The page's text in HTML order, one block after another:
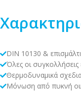
DIN 10130 &
Όλες οι συγκολλήσεις
Θερμοδυναμικά
Μόνωση από πυκνή